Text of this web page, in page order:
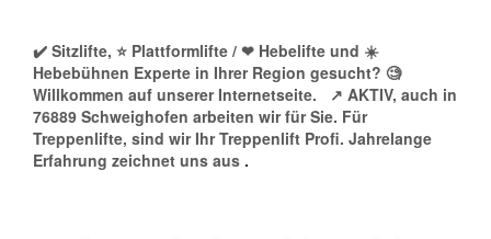
✔️ Sitzlifte, ⭐ Plattformlifte / ❤ Hebelifte und ☀️
Hebebühnen Experte in Ihrer Region gesucht? 🧐
Willkommen auf unserer Internetseite.
↗️ AKTIV, auch in
76889 Schweighofen arbeiten wir für Sie. Für
Treppenlifte, sind wir Ihr Treppenlift Profi. Jahrelange
Erfahrung zeichnet uns aus .